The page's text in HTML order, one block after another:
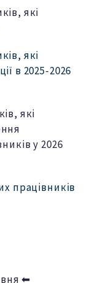
які
які
в 2025-2026
які
у 2026
працівників
⬅